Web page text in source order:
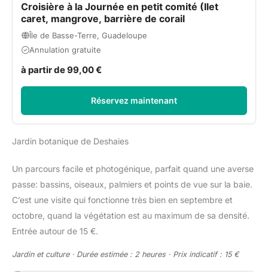
Croisière à la Journée en petit comité (Ilet
caret, mangrove, barrière de corail
Île de Basse-Terre, Guadeloupe
Annulation gratuite
à partir de 99,00 €
Réservez maintenant
Jardin botanique de Deshaies
Un parcours facile et photogénique, parfait quand une averse
passe: bassins, oiseaux, palmiers et points de vue sur la baie.
C’est une visite qui fonctionne très bien en septembre et
octobre, quand la végétation est au maximum de sa densité.
Entrée autour de 15 €.
Jardin et culture · Durée estimée : 2 heures · Prix indicatif : 15 €